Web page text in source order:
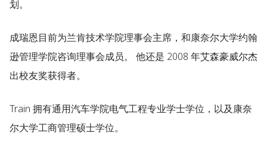
划。
成瑞恩目前为兰肯技术学院理事会主席，和康奈尔大学约翰
逊管理学院咨询理事会成员。 他还是 2008 年艾森豪威尔杰
出校友奖获得者。
Train 拥有通用汽车学院电气工程专业学士学位，以及康奈
尔大学工商管理硕士学位。